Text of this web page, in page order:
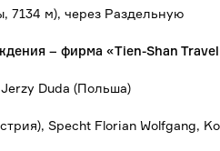
7134 м), через Раздельную
– фирма «Tien-Shan
Duda (Польша)
Specht Florian Wolfgang,